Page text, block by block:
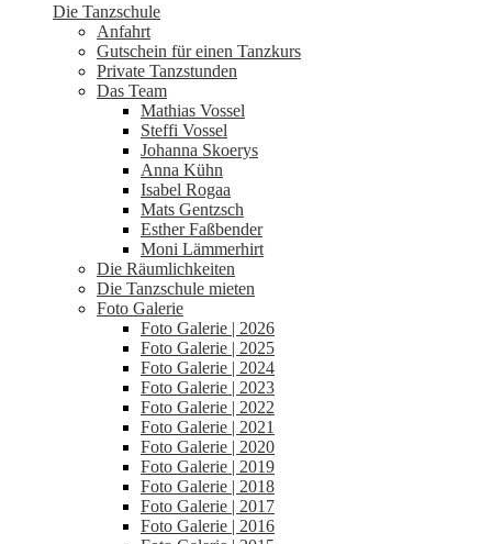
Die Tanzschule
Anfahrt
Gutschein für einen Tanzkurs
Private Tanzstunden
Das Team
Mathias Vossel
Steffi Vossel
Johanna Skoerys
Anna Kühn
Isabel Rogaa
Mats Gentzsch
Esther Faßbender
Moni Lämmerhirt
Die Räumlichkeiten
Die Tanzschule mieten
Foto Galerie
Foto Galerie | 2026
Foto Galerie | 2025
Foto Galerie | 2024
Foto Galerie | 2023
Foto Galerie | 2022
Foto Galerie | 2021
Foto Galerie | 2020
Foto Galerie | 2019
Foto Galerie | 2018
Foto Galerie | 2017
Foto Galerie | 2016